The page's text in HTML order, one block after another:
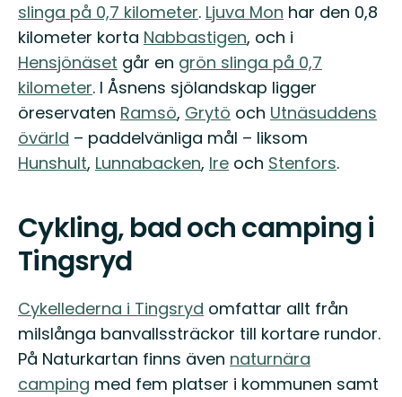
slinga på 0,7 kilometer. Ljuva Mon har den 0,8
kilometer korta Nabbastigen, och i
Hensjönäset går en grön slinga på 0,7
kilometer. I Åsnens sjölandskap ligger
öreservaten Ramsö, Grytö och Utnäsuddens
övärld – paddelvänliga mål – liksom
Hunshult, Lunnabacken, Ire och Stenfors.
Cykling, bad och camping i
Tingsryd
Cykellederna i Tingsryd omfattar allt från
milslånga banvallssträckor till kortare rundor.
På Naturkartan finns även naturnära
camping med fem platser i kommunen samt